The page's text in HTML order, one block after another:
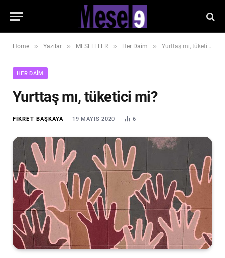
Home » Yazılar » MESELELER » Her Daim » Yurttaş mı, tüketici mi?
HER DAIM
Yurttaş mı, tüketici mi?
FIKRET BAŞKAYA 19 MAYIS 2020 6